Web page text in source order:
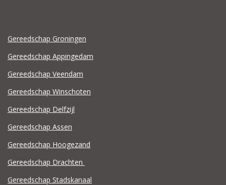
Gereedschap Groningen
Gereedschap Appingedam
Gereedschap Veendam
Gereedschap Winschoten
Gereedschap Delfzijl
Gereedschap Assen
Gereedschap Hoogezand
Gereedschap Drachten
Gereedschap Stadskanaal